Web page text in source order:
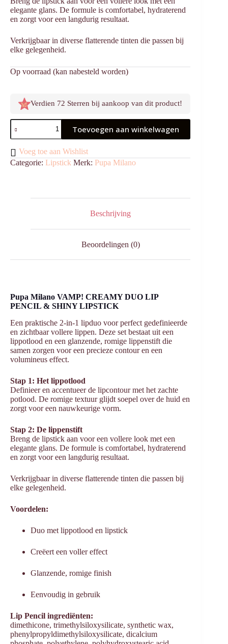
elegante glans. De formule is comfortabel, hydraterend
en zorgt voor een langdurig resultaat.
Verkrijgbaar in diverse flatterende tinten die passen bij
elke gelegenheid.
Op voorraad (kan nabesteld worden)
Verdien 72 Sterren bij aankoop van dit product!
Vamp!
Creamy
Duo
015
Fair
Warm
Toevoegen aan winkelwagen
Voeg toe aan Wishlist
Categorie: Lipstick Merk: Pupa Milano
Beschrijving
Beoordelingen (0)
Pupa Milano VAMP! CREAMY DUO LIP
PENCIL & SHINY LIPSTICK
Een praktische 2-in-1 lipduo voor perfect gedefinieerde
en zichtbaar vollere lippen. Deze set bestaat uit een
lippotlood en een glanzende, romige lippenstift die
samen zorgen voor een precieze contour en een
volumineus effect.
Stap 1: Het lippotlood
Definieer en accentueer de lipcontour met het zachte
potlood. De romige textuur glijdt soepel over de huid en
zorgt voor een nauwkeurige vorm.
Stap 2: De lippenstift
Breng de lipstick aan voor een vollere look met een
elegante glans. De formule is comfortabel, hydraterend
en zorgt voor een langdurig resultaat.
Verkrijgbaar in diverse flatterende tinten die passen bij
elke gelegenheid.
Voordelen:
Duo met lippotlood en lipstick
Creëert een voller effect
Glanzende, romige finish
Eenvoudig in gebruik
Lip Pencil ingrediënten:
dimethicone, trimethylsiloxysilicate, synthetic wax,
phenylpropyldimethylsiloxysilicate, dicalcium